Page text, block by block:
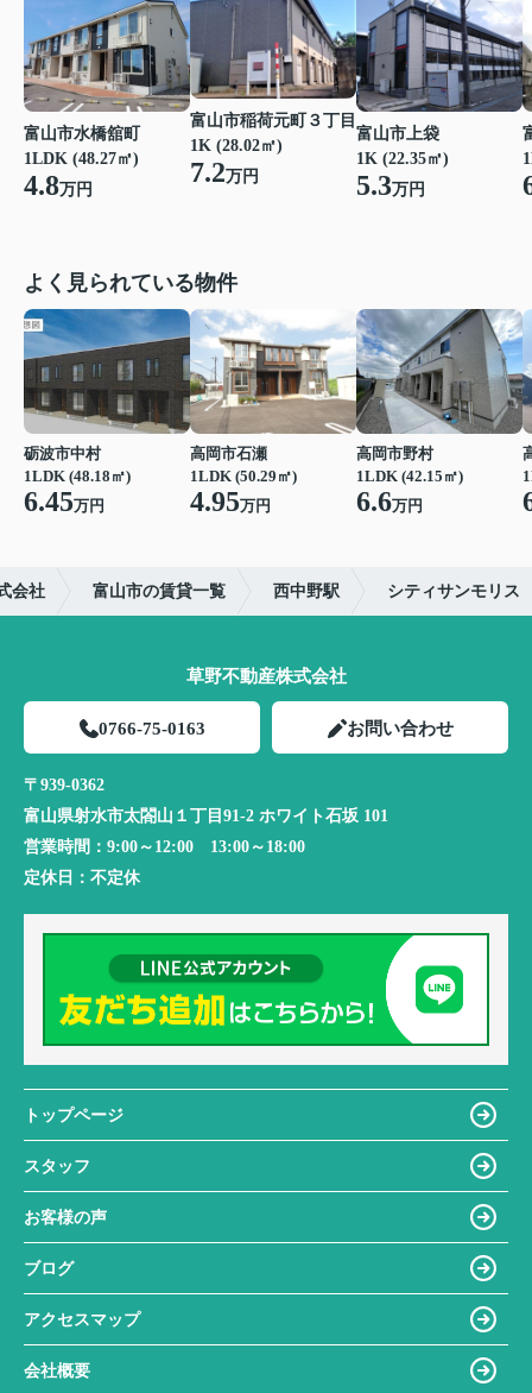
富山市水橋舘町
1LDK (48.27㎡)
4.8万円
富山市稲荷元町３丁目
1K (28.02㎡)
7.2万円
富山市上袋
1K (22.35㎡)
5.3万円
よく見られている物件
砺波市中村
1LDK (48.18㎡)
6.45万円
高岡市石瀬
1LDK (50.29㎡)
4.95万円
高岡市野村
1LDK (42.15㎡)
6.6万円
会社 富山市の賃貸一覧 西中野駅 シティサンモリス
草野不動産株式会社
0766-75-0163 お問い合わせ
〒939-0362
富山県射水市太閤山１丁目91-2 ホワイト石坂 101
営業時間： 9:00～12:00 13:00～18:00
定休日： 不定休
トップページ
スタッフ
お客様の声
ブログ
アクセスマップ
会社概要